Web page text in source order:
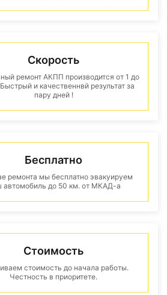
Скорость
ремонт АКПП производится от 1 до
и качественнвй результат за
пару дней !
Бесплатно
ремонта мы бесплатно эвакуируем
автомобиль до 50 км. от МКАД-а
Стоимость
стоимость до начала работы.
Честность в приоритете.